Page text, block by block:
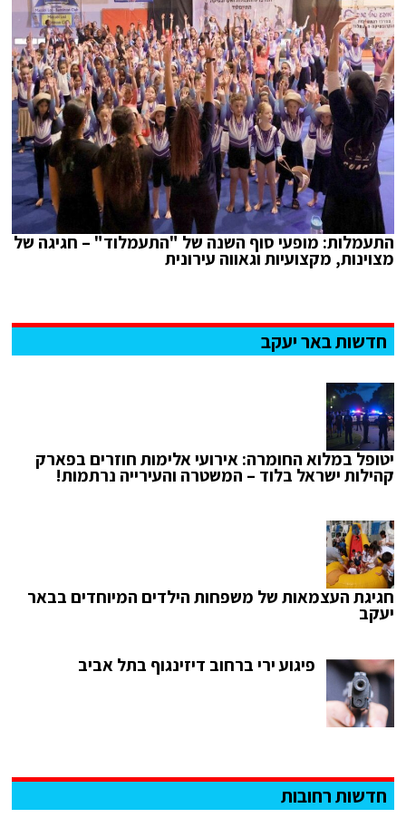
התעמלות: מופעי סוף השנה של "התעמלוד" – חגיגה של
מצוינות, מקצועיות וגאווה עירונית
חדשות באר יעקב
יטופל במלוא החומרה: אירועי אלימות חוזרים בפארק
קהילות ישראל בלוד – המשטרה והעירייה נרתמות!
חגיגת העצמאות של משפחות הילדים המיוחדים בבאר
יעקב
פיגוע ירי ברחוב דיזינגוף בתל אביב
חדשות רחובות